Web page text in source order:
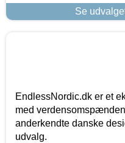
Se
EndlessNordic.dk er et
med
anderkendte danske
udvalg.